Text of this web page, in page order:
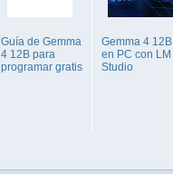
Guía de Gemma
4 12B para
programar gratis
Gemma 4 12B
en PC con LM
Studio